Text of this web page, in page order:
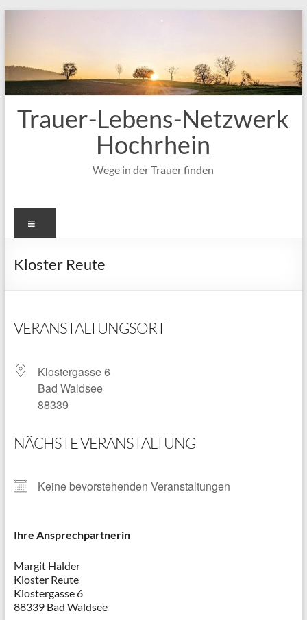
Trauer-Lebens-Netzwerk
Hochrhein
Wege in der Trauer finden
Kloster Reute
VERANSTALTUNGSORT
Klostergasse 6
Bad Waldsee
88339
NÄCHSTE VERANSTALTUNG
Keine bevorstehenden Veranstaltungen
Ihre Ansprechpartnerin
Margit Halder
Kloster Reute
Klostergasse 6
88339 Bad Waldsee